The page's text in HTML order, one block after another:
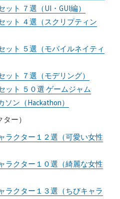
ト ７選（UI・GUI編）
ット ４選（スクリプティン
ット ５選（モバイルネイティ
ット ７選（モデリング）
ット ５０選 ゲームジャム
ソン（Hackathon）
ー）
ラクター１２選（可愛い女性
ラクター１０選（綺麗な女性
ラクター１３選（ちびキャラ